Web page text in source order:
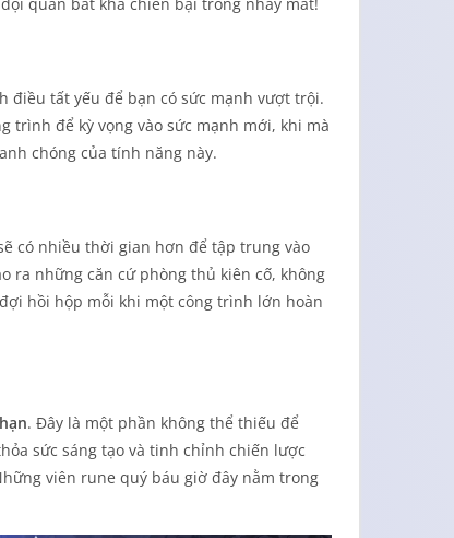
điều tất yếu để bạn có sức mạnh vượt trội.
trình để kỳ vọng vào sức mạnh mới, khi mà
chóng của tính năng này.
có nhiều thời gian hơn để tập trung vào
ra những căn cứ phòng thủ kiên cố, không
hồi hộp mỗi khi một công trình lớn hoàn
. Đây là một phần không thể thiếu để
sức sáng tạo và tinh chỉnh chiến lược
viên rune quý báu giờ đây nằm trong